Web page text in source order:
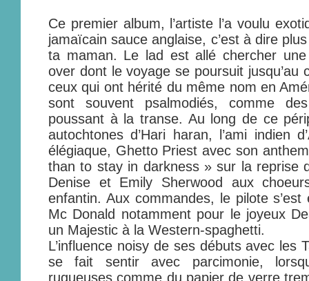
Ce premier album, l’artiste l’a voulu
jamaïcain sauce anglaise, c’est à dire
ta maman. Le lad est allé chercher
over dont le voyage se poursuit jusqu’au
ceux qui ont hérité du même nom en
sont souvent psalmodiés, comme
poussant à la transe. Au long de ce
autochtones d’Hari haran, l’ami indien
élégiaque, Ghetto Priest avec son
than to stay in darkness » sur la reprise
Denise et Emily Sherwood aux
enfantin. Aux commandes, le pilote
Mc Donald notamment pour le joyeux
un Majestic à la Western-spaghetti.
L’influence noisy de ses débuts avec les
se fait sentir avec parcimonie,
rugueuses comme du papier de verre